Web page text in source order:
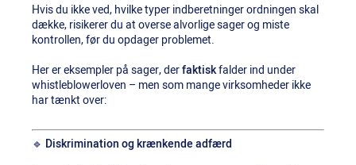
Hvis du ikke ved, hvilke typer indberetninger ordningen skal
dække, risikerer du at overse alvorlige sager og miste
kontrollen, før du opdager problemet.
Her er eksempler på sager, derfaktiskfalder ind under
whistleblowerloven – men som mange virksomheder ikke
har tænkt over:
🔹 Diskrimination og krænkende adfærd